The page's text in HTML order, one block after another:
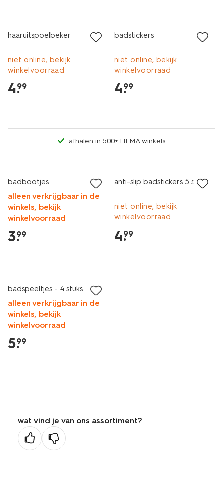
haaruitspoelbeker
niet online, bekijk
winkelvoorraad
4.
99
badstickers
niet online, bekijk
winkelvoorraad
4.
99
afhalen in 500+ HEMA winkels
badbootjes
alleen verkrijgbaar in de
winkels, bekijk
winkelvoorraad
3.
99
anti-slip badstickers 5 stuks
niet online, bekijk
winkelvoorraad
4.
99
badspeeltjes - 4 stuks
alleen verkrijgbaar in de
winkels, bekijk
winkelvoorraad
5.
99
wat vind je van ons assortiment?